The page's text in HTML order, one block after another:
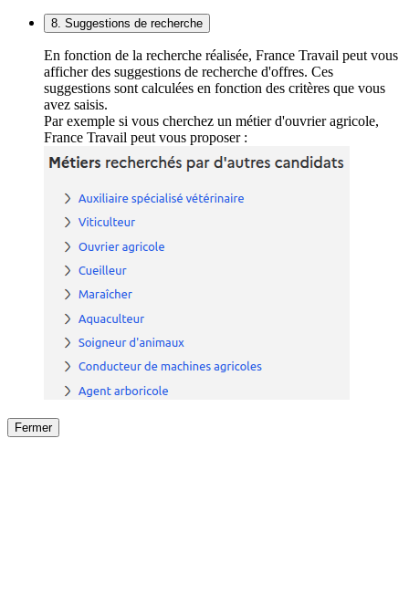
8. Suggestions de recherche
En fonction de la recherche réalisée, France Travail peut vous
afficher des suggestions de recherche d'offres. Ces
suggestions sont calculées en fonction des critères que vous
avez saisis.
Par exemple si vous cherchez un métier d'ouvrier agricole,
France Travail peut vous proposer :
Fermer